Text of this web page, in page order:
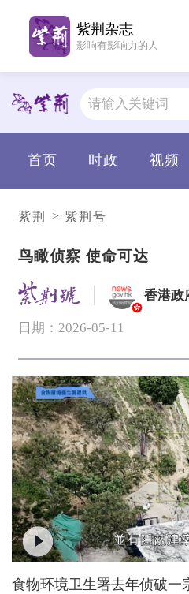
首页 时政 视频
紫荆 > 紫荆号
鸟瞰侦察 使命可达
香港政
V
日期：2026-05-11
食物环境卫生署去年侦破一
紫荆杂志
影响有影响力的人